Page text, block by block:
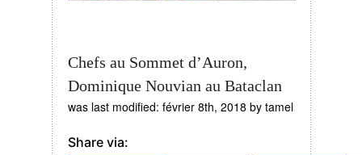
Chefs au Sommet d’Auron,
Dominique Nouvian au Bataclan
was last modified: février 8th, 2018 by tamel
Share via: